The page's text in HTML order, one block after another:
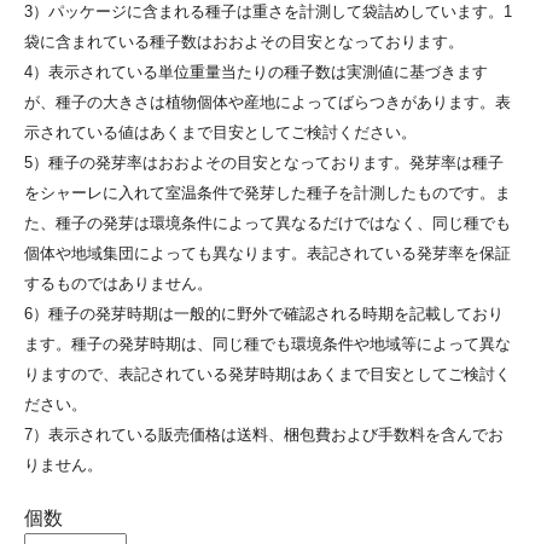
3）パッケージに含まれる種子は重さを計測して袋詰めしています。1
袋に含まれている種子数はおおよその目安となっております。
4）表示されている単位重量当たりの種子数は実測値に基づきます
が、種子の大きさは植物個体や産地によってばらつきがあります。表
示されている値はあくまで目安としてご検討ください。
5）種子の発芽率はおおよその目安となっております。発芽率は種子
をシャーレに入れて室温条件で発芽した種子を計測したものです。ま
た、種子の発芽は環境条件によって異なるだけではなく、同じ種でも
個体や地域集団によっても異なります。表記されている発芽率を保証
するものではありません。
6）種子の発芽時期は一般的に野外で確認される時期を記載しており
ます。種子の発芽時期は、同じ種でも環境条件や地域等によって異な
りますので、表記されている発芽時期はあくまで目安としてご検討く
ださい。
7）表示されている販売価格は送料、梱包費および手数料を含んでお
りません。
個数